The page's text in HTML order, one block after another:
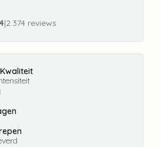
|2.374 reviews